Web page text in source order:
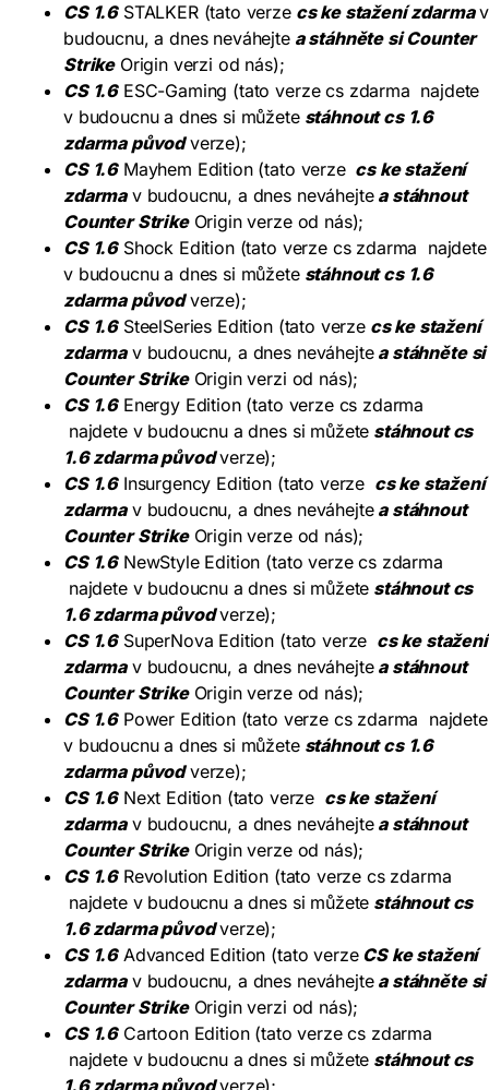
CS 1.6STALKER (tato verzecs ke stažení zdarmav
budoucnu, a dnes neváhejtea stáhněte si Counter
StrikeOrigin verzi od nás);
CS 1.6ESC-Gaming (tato verze cs zdarma najdete
v budoucnu a dnes si můžetestáhnout cs 1.6
zdarma původverze);
CS 1.6Mayhem Edition (tato verze cs ke stažení
zdarmav budoucnu, a dnes neváhejtea stáhnout
Counter StrikeOrigin verze od nás);
CS 1.6Shock Edition (tato verze cs zdarma najdete
v budoucnu a dnes si můžetestáhnout cs 1.6
zdarma původverze);
CS 1.6SteelSeries Edition (tato verzecs ke stažení
zdarmav budoucnu, a dnes neváhejtea stáhněte si
Counter StrikeOrigin verzi od nás);
CS 1.6Energy Edition (tato verze cs zdarma
najdete v budoucnu a dnes si můžete stáhnout cs
1.6 zdarma původverze);
CS 1.6Insurgency Edition (tato verze cs ke stažení
zdarmav budoucnu, a dnes neváhejtea stáhnout
Counter StrikeOrigin verze od nás);
CS 1.6NewStyle Edition (tato verze cs zdarma
najdete v budoucnu a dnes si můžete stáhnout cs
1.6 zdarma původverze);
CS 1.6SuperNova Edition (tato verze cs ke stažení
zdarmav budoucnu, a dnes neváhejtea stáhnout
Counter StrikeOrigin verze od nás);
CS 1.6Power Edition (tato verze cs zdarma najdete
v budoucnu a dnes si můžetestáhnout cs 1.6
zdarma původverze);
CS 1.6Next Edition (tato verze cs ke stažení
zdarmav budoucnu, a dnes neváhejtea stáhnout
Counter StrikeOrigin verze od nás);
CS 1.6Revolution Edition (tato verze cs zdarma
najdete v budoucnu a dnes si můžete stáhnout cs
1.6 zdarma původverze);
CS 1.6Advanced Edition (tato verzeCS ke stažení
zdarmav budoucnu, a dnes neváhejtea stáhněte si
Counter StrikeOrigin verzi od nás);
CS 1.6Cartoon Edition (tato verze cs zdarma
najdete v budoucnu a dnes si můžete stáhnout cs